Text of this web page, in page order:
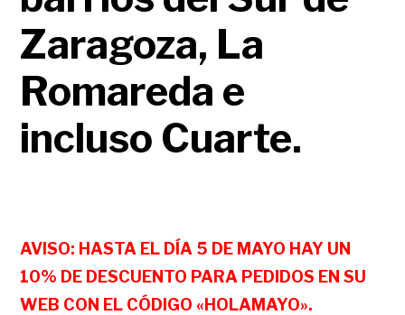
Zaragoza, La
Romareda e
incluso Cuarte.
AVISO: HASTA EL DÍA 5 DE MAYO HAY UN
10% DE DESCUENTO PARA PEDIDOS EN SU
WEB CON EL CÓDIGO «HOLAMAYO».